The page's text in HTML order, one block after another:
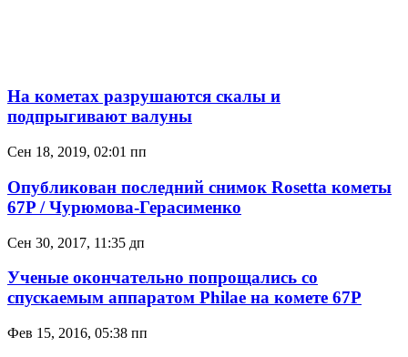
На кометах разрушаются скалы и
подпрыгивают валуны
Сен 18, 2019, 02:01 пп
Опубликован последний снимок Rosetta кометы
67P / Чурюмова-Герасименко
Сен 30, 2017, 11:35 дп
Ученые окончательно попрощались со
спускаемым аппаратом Philae на комете 67P
Фев 15, 2016, 05:38 пп